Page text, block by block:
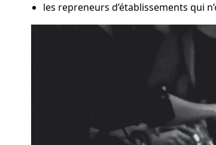
les repreneurs d’établissements qui